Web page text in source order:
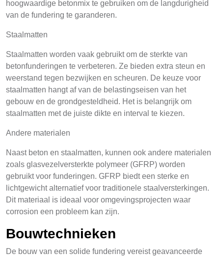
hoogwaardige betonmix te gebruiken om de langdurigheid
van de fundering te garanderen.
Staalmatten
Staalmatten worden vaak gebruikt om de sterkte van
betonfunderingen te verbeteren. Ze bieden extra steun en
weerstand tegen bezwijken en scheuren. De keuze voor
staalmatten hangt af van de belastingseisen van het
gebouw en de grondgesteldheid. Het is belangrijk om
staalmatten met de juiste dikte en interval te kiezen.
Andere materialen
Naast beton en staalmatten, kunnen ook andere materialen
zoals glasvezelversterkte polymeer (GFRP) worden
gebruikt voor funderingen. GFRP biedt een sterke en
lichtgewicht alternatief voor traditionele staalversterkingen.
Dit materiaal is ideaal voor omgevingsprojecten waar
corrosion een probleem kan zijn.
Bouwtechnieken
De bouw van een solide fundering vereist geavanceerde